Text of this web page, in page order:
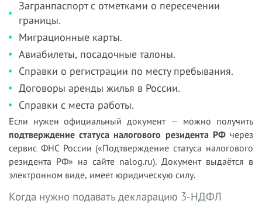
Загранпаспорт с отметками о пересечении
границы.
Миграционные карты.
Авиабилеты, посадочные талоны.
Справки о регистрации по месту пребывания.
Договоры аренды жилья в России.
Справки с места работы.
Если нужен официальный документ — можно получить
подтверждение статуса налогового резидента РФчерез
сервис ФНС России («Подтверждение статуса налогового
резидента РФ» на сайте nalog.ru). Документ выдаётся в
электронном виде, имеет юридическую силу.
Когда нужно подавать декларацию 3-НДФЛ